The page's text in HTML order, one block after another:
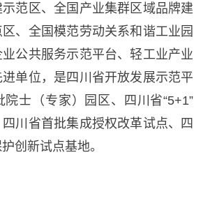
范区、全国产业集群区域品牌建
、全国模范劳动关系和谐工业园
公共服务示范平台、轻工业产业
单位，是四川省开放发展示范平
院士（专家）园区、四川省“5+1”
川省首批集成授权改革试点、四
创新试点基地。